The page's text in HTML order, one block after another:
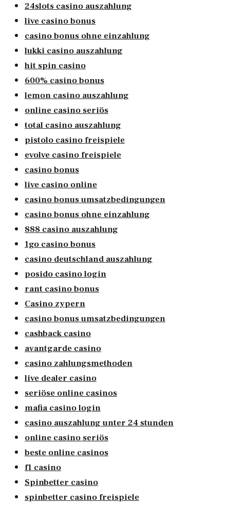
24slots casino auszahlung
live casino bonus
casino bonus ohne einzahlung
lukki casino auszahlung
hit spin casino
600% casino bonus
lemon casino auszahlung
online casino seriös
total casino auszahlung
pistolo casino freispiele
evolve casino freispiele
casino bonus
live casino online
casino bonus umsatzbedingungen
casino bonus ohne einzahlung
888 casino auszahlung
1go casino bonus
casino deutschland auszahlung
posido casino login
rant casino bonus
Casino zypern
casino bonus umsatzbedingungen
cashback casino
avantgarde casino
casino zahlungsmethoden
live dealer casino
seriöse online casinos
mafia casino login
casino auszahlung unter 24 stunden
online casino seriös
beste online casinos
f1 casino
Spinbetter casino
spinbetter casino freispiele